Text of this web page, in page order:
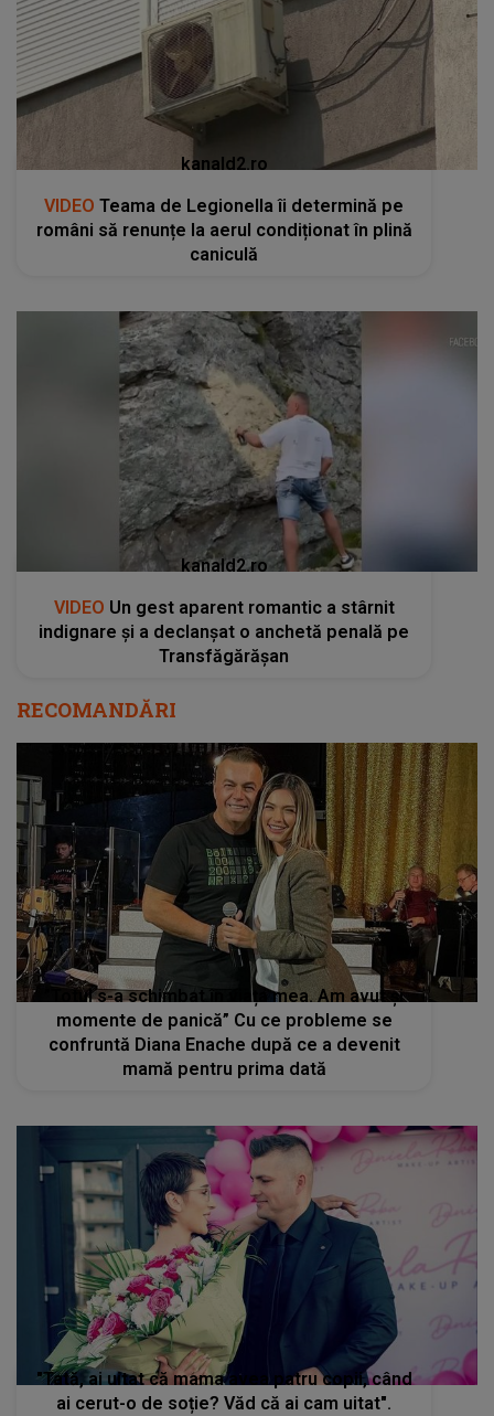
kanald2.ro
VIDEO Teama de Legionella îi determină pe
români să renunțe la aerul condiționat în plină
caniculă
kanald2.ro
VIDEO Un gest aparent romantic a stârnit
indignare și a declanșat o anchetă penală pe
Transfăgărășan
RECOMANDĂRI
”Totul s-a schimbat în viața mea. Am avut și
momente de panică” Cu ce probleme se
confruntă Diana Enache după ce a devenit
mamă pentru prima dată
"Tată, ai uitat că mama avea patru copii, când
ai cerut-o de soție? Văd că ai cam uitat".